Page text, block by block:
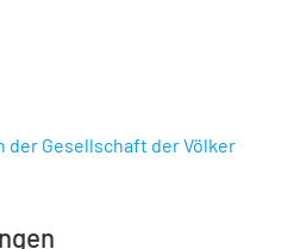
der Gesellschaft der Völker